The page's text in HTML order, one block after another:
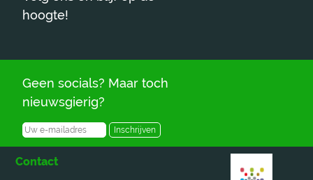
hoogte!
Geen socials? Maar toch
nieuwsgierig?
Inschrijven
Contact